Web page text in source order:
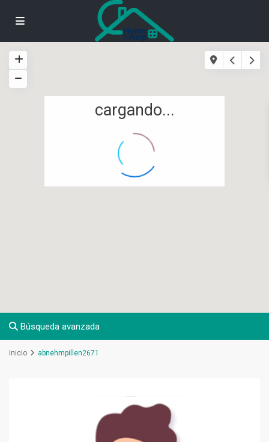
cargando...
Búsqueda avanzada
Inicio abnehmpillen2671